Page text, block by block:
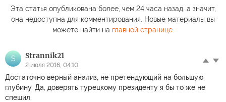
Эта статья опубликована более, чем 24 часа назад, а значит,
она недоступна для комментирования. Новые материалы вы
можете найти на главной странице.
S Strannik21
2 июля 2016, 04:10
Достаточно верный анализ, не претендующий на большую
глубину. Да, доверять турецкому президенту я бы то же не
спешил.